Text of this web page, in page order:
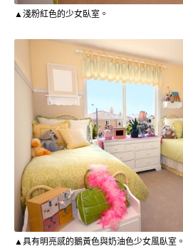
▲淺粉紅色的少女臥室。
▲具有明亮感的鵝黃色與奶油色少女風臥室。